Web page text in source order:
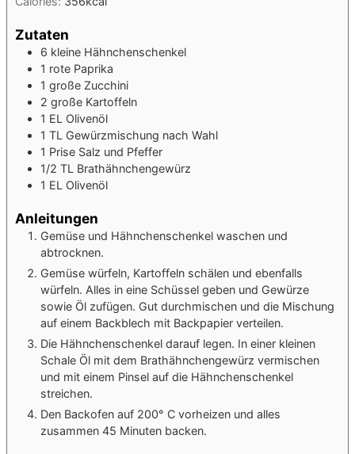
Zutaten
6 kleine Hähnchenschenkel
1 rote Paprika
1 große Zucchini
2 große Kartoffeln
1 EL Olivenöl
1 TL Gewürzmischung nach Wahl
1 Prise Salz und Pfeffer
1/2 TL Brathähnchengewürz
1 EL Olivenöl
Anleitungen
Gemüse und Hähnchenschenkel waschen und
abtrocknen.
Gemüse würfeln, Kartoffeln schälen und ebenfalls
würfeln. Alles in eine Schüssel geben und Gewürze
sowie Öl zufügen. Gut durchmischen und die Mischung
auf einem Backblech mit Backpapier verteilen.
Die Hähnchenschenkel darauf legen. In einer kleinen
Schale Öl mit dem Brathähnchengewürz vermischen
und mit einem Pinsel auf die Hähnchenschenkel
streichen.
Den Backofen auf 200° C vorheizen und alles
zusammen 45 Minuten backen.